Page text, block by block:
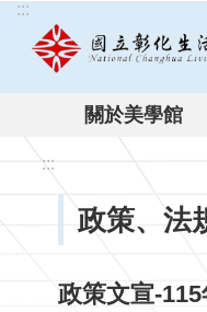
跳到主要內容區塊
:::
關於美學館
:::
政策、法
政策文宣-